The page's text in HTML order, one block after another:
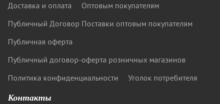
Доставка и оплата
Оптовым покупателям
Публичный Договор Поставки оптовым покупателям
Публичная оферта
Публичный договор-оферта розничных магазинов
Политика конфиденциальности
Уголок потребителя
Контакты